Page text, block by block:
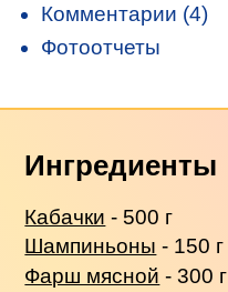
Комментарии (4)
Фотоотчеты
Ингредиенты
Кабачки - 500 г
Шампиньоны - 150 г
Фарш мясной - 300 г